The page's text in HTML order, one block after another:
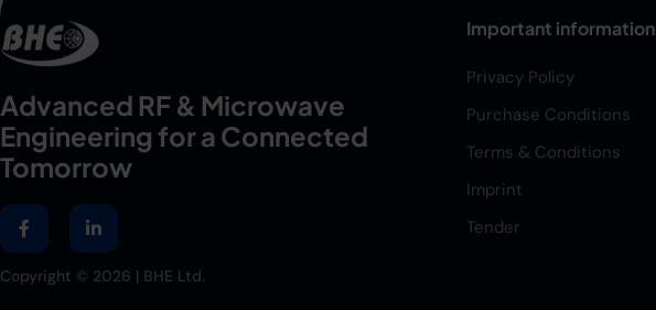
Advanced RF & Microwave
Engineering for a Connected
Tomorrow
Important information
Privacy Policy
Purchase Conditions
Terms & Conditions
Imprint
Tender
Copyright © 2026 | BHE Ltd.